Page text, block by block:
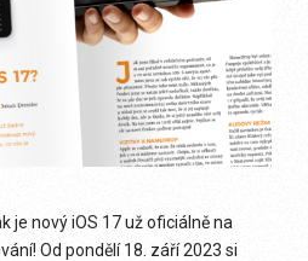
je nový iOS 17 už oficiálně na
Od pondělí 18. září 2023 si